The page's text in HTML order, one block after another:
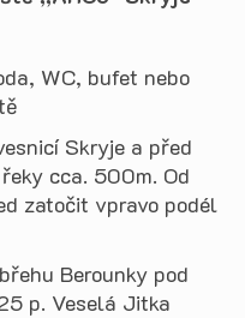
WC, bufet nebo
Skryje a před
cca. 500m. Od
zatočit vpravo podél
Berounky pod
p. Veselá Jitka